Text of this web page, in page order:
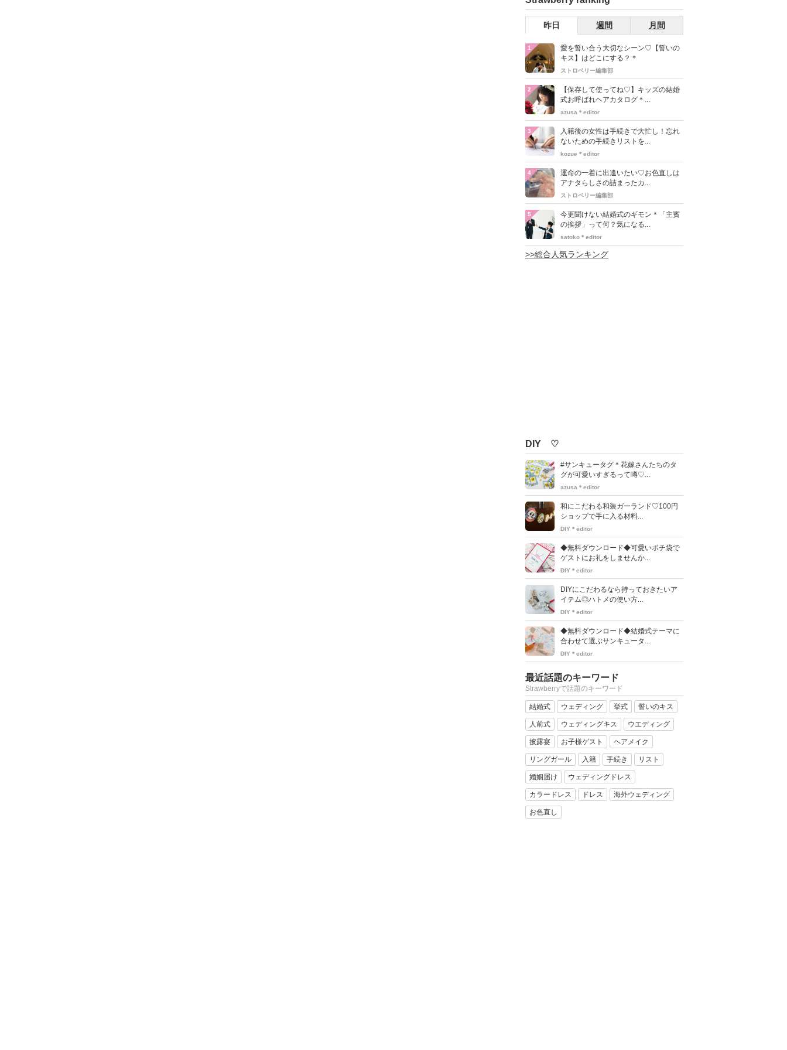
昨日 週間 月間
1
愛を誓い合う大切なシーン♡【誓いの
キス】はどこにする？＊
ストロベリー編集部
2
【保存して使ってね♡】キッズの結婚
式お呼ばれヘアカタログ＊...
azusa＊editor
3
入籍後の女性は手続きで大忙し！忘れ
ないための手続きリストを...
kozue＊editor
4
運命の一着に出逢いたい♡お色直しは
アナタらしさの詰まったカ...
ストロベリー編集部
5
今更聞けない結婚式のギモン＊「主賓
の挨拶」って何？気になる...
satoko＊editor
>>総合人気ランキング
DIY ♡
#サンキュータグ＊花嫁さんたちのタ
グが可愛いすぎるって噂♡...
azusa＊editor
和にこだわる和装ガーランド♡100円
ショップで手に入る材料...
DIY＊editor
◆無料ダウンロード◆可愛いポチ袋で
ゲストにお礼をしませんか...
DIY＊editor
DIYにこだわるなら持っておきたいア
イテム◎ハトメの使い方...
DIY＊editor
◆無料ダウンロード◆結婚式テーマに
合わせて選ぶサンキュータ...
DIY＊editor
最近話題のキーワード
Strawberryで話題のキーワード
結婚式 ウェディング 挙式 誓いのキス
人前式 ウェディングキス ウエディング
披露宴 お子様ゲスト ヘアメイク
リングガール 入籍 手続き リスト
婚姻届け ウェディングドレス
カラードレス ドレス 海外ウェディング
お色直し